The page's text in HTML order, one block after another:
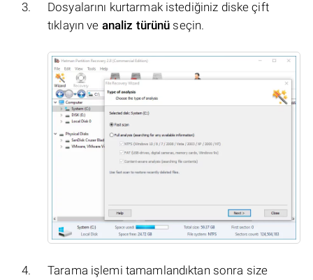
Dosyalarını kurtarmak istediğiniz diske çift
tıklayın ve analiz türünü seçin.
Tarama işlemi tamamlandıktan sonra size